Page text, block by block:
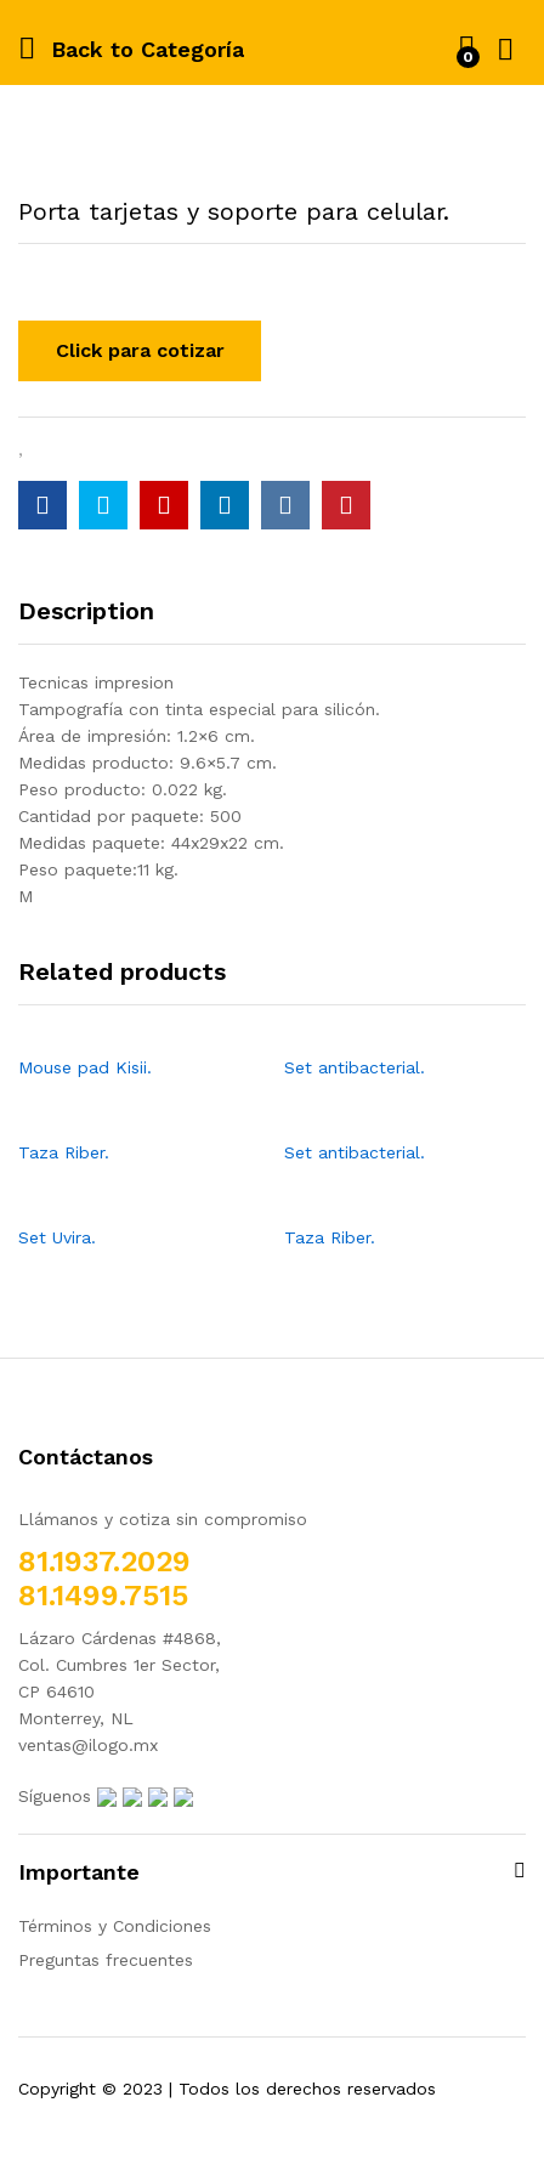
Back to Categoría 0
Porta tarjetas y soporte para celular.
,
Description
Tecnicas impresion
Tampografía con tinta especial para silicón.
Área de impresión: 1.2×6 cm.
Medidas producto: 9.6×5.7 cm.
Peso producto: 0.022 kg.
Cantidad por paquete: 500
Medidas paquete: 44x29x22 cm.
Peso paquete:11 kg.
M
Related products
Mouse pad Kisii. Set antibacterial.
Taza Riber. Set antibacterial.
Set Uvira. Taza Riber.
Contáctanos
Llámanos y cotiza sin compromiso
81.1937.2029
81.1499.7515
Lázaro Cárdenas #4868,
Col. Cumbres 1er Sector,
CP 64610
Monterrey, NL
ventas@ilogo.mx
Síguenos
Importante
Términos y Condiciones
Preguntas frecuentes
Copyright © 2023 | Todos los derechos reservados